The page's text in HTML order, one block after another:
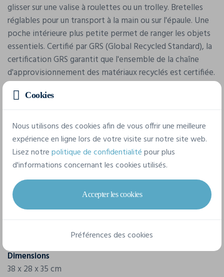
glisser sur une valise à roulettes ou un trolley. Bretelles
réglables pour un transport à la main ou sur l'épaule. Une
poche intérieure plus petite permet de ranger les objets
essentiels. Certifié par GRS (Global Recycled Standard), la
certification GRS garantit que l'ensemble de la chaîne
d'approvisionnement des matériaux recyclés est certifiée.
Le contenu recyclé total est basé sur le poids total du
produit. Ce produit contient 52 % de polyester recyclé
certifié GRS.
Caractéristiques
Marque
Vinga
Référence
Dimensions
38 x 28 x 35 cm
Cookies
Nous utilisons des cookies afin de vous offrir une meilleure
expérience en ligne lors de votre visite sur notre site web.
Lisez notrepolitique de confidentialitépour plus
d'informations concernant les cookies utilisés.
Accepter les cookies
Préférences des cookies